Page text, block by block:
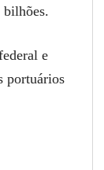
bilhões.
e
portuários